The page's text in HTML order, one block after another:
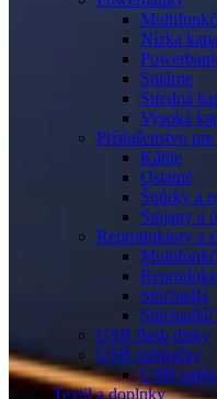
Nízka
Solárne
Stredná
Vysoká
Príslušenstvo
Káble
Ostatné
Šnúrky a
Stojany a
Reproduktory a
Slúchadlá
USB flash disky
USB nabíjačky
USB
Textil a doplnky